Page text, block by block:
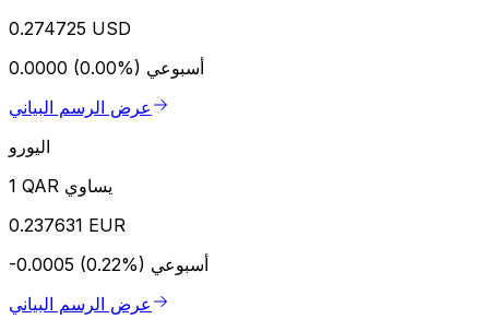
0.274725 USD
0.0000 (0.00%) أسبوعي
عرض الرسم البياني
اليورو
1 QAR يساوي
0.237631 EUR
-0.0005 (0.22%) أسبوعي
عرض الرسم البياني